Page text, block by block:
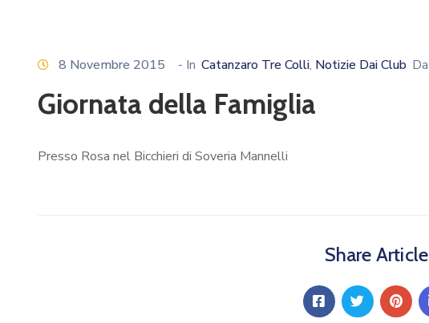
8 Novembre 2015 - In Catanzaro Tre Colli‚ Notizie Dai Club Da
Giornata della Famiglia
Presso Rosa nel Bicchieri di Soveria Mannelli
Share Article